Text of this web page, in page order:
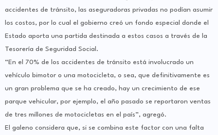
accidentes de tránsito, las aseguradoras privadas no podían asumir
los costos, por lo cual el gobierno creó un fondo especial donde el
Estado aporta una partida destinada a estos casos a través de la
Tesorería de Seguridad Social.
“En el 70% de los accidentes de tránsito está involucrado un
vehículo bimotor o una motocicleta, o sea, que definitivamente es
un gran problema que se ha creado, hay un crecimiento de ese
parque vehicular, por ejemplo, el año pasado se reportaron ventas
de tres millones de motocicletas en el país”, agregó.
El galeno considera que, si se combina este factor con una falta